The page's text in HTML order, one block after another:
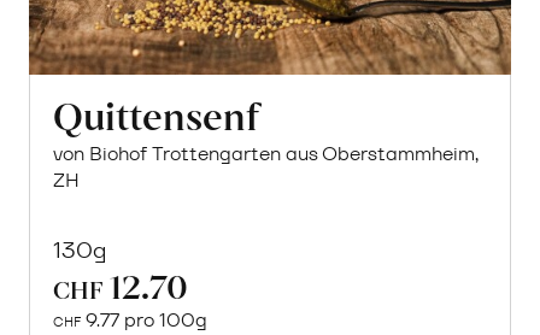
Quittensenf
von Biohof Trottengarten aus Oberstammheim,
ZH
130g
CHF 12.70
CHF 9.77 pro 100g